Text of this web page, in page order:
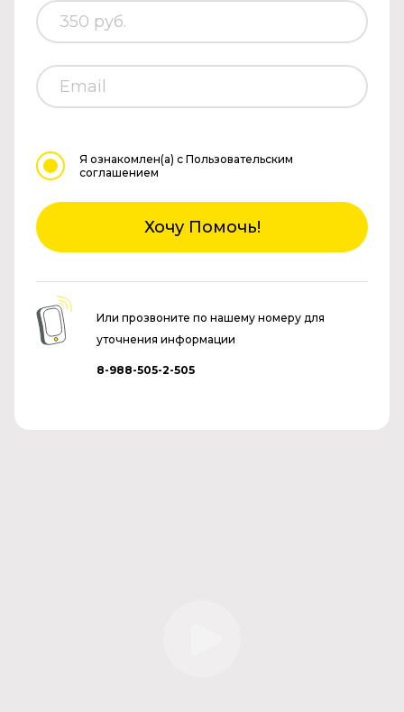
Я ознакомлен(а) с Пользовательским
соглашением
Хочу Помочь!
Или прозвоните по нашему номеру для
уточнения информации
8-988-505-2-505